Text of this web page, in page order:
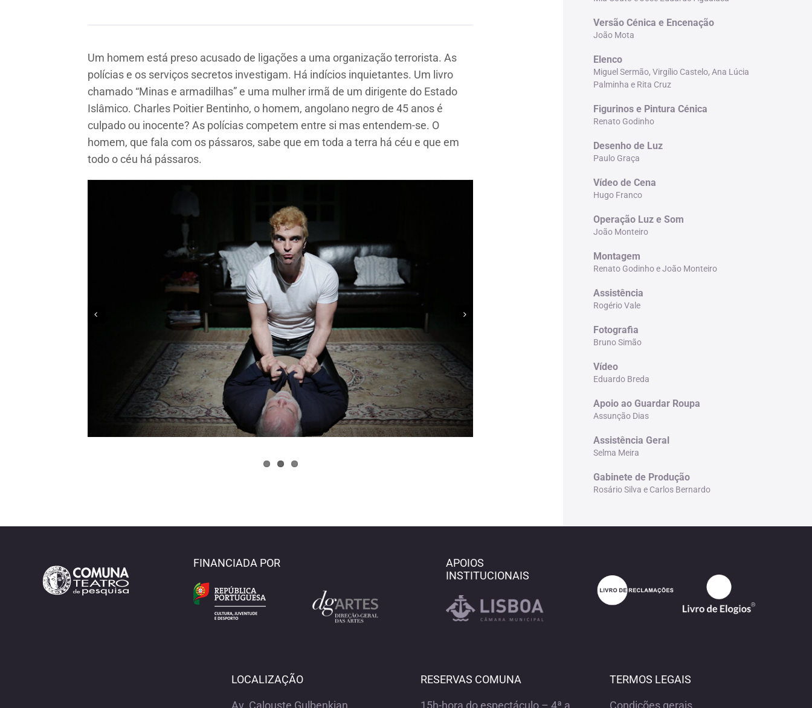
Um homem está preso acusado de ligações a uma organização terrorista. As
polícias e os serviços secretos investigam. Há indícios inquietantes. Um livro
chamado “Minas e armadilhas” e uma mulher irmã de um dirigente do Estado
Islâmico. Charles Poitier Bentinho, o homem, angolano negro de 45 anos é
culpado ou inocente? As polícias competem entre si mas entendem-se. O
homem, que fala com os pássaros, sabe que em toda a terra há céu e que em
todo o céu há pássaros.
Versão Cénica e Encenação
João Mota
Elenco
Miguel Sermão, Virgílio Castelo, Ana Lúcia
Palminha e Rita Cruz
Figurinos e Pintura Cénica
Renato Godinho
Desenho de Luz
Paulo Graça
Vídeo de Cena
Hugo Franco
Operação Luz e Som
João Monteiro
Montagem
Renato Godinho e João Monteiro
Assistência
Rogério Vale
Fotografia
Bruno Simão
Vídeo
Eduardo Breda
Apoio ao Guardar Roupa
Assunção Dias
Assistência Geral
Selma Meira
Gabinete de Produção
Rosário Silva e Carlos Bernardo
FINANCIADA POR
APOIOS
INSTITUCIONAIS
LOCALIZAÇÃO
Av. Calouste Gulbenkian
RESERVAS COMUNA
15h-hora do espectáculo – 4ª a
TERMOS LEGAIS
Condições gerais